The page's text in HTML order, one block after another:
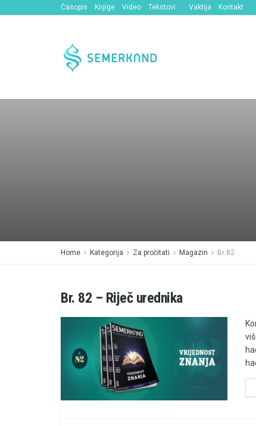
Časopis Knjige Video Tekstovi Vaktija Kontakt
Home Kategorija Za pročitati Magazin Br 82
Br. 82 – Riječ urednika